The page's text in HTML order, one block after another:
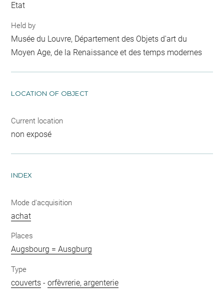
Etat
Held by
Musée du Louvre, Département des Objets d'art du
Moyen Age, de la Renaissance et des temps modernes
LOCATION OF OBJECT
Current location
non exposé
INDEX
Mode d'acquisition
achat
Places
Augsbourg = Ausgburg
Type
couverts -orfèvrerie, argenterie